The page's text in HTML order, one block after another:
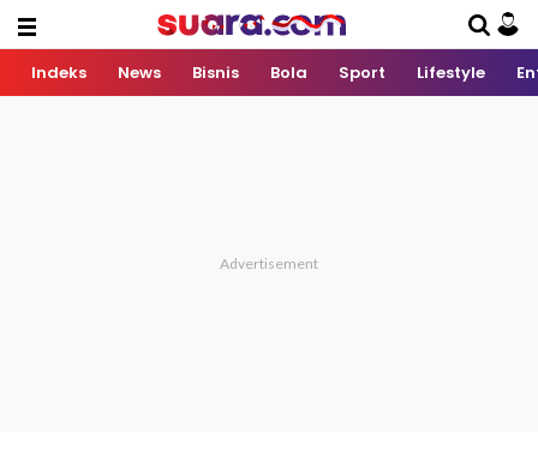
Indeks News Bisnis Bola Sport Lifestyle